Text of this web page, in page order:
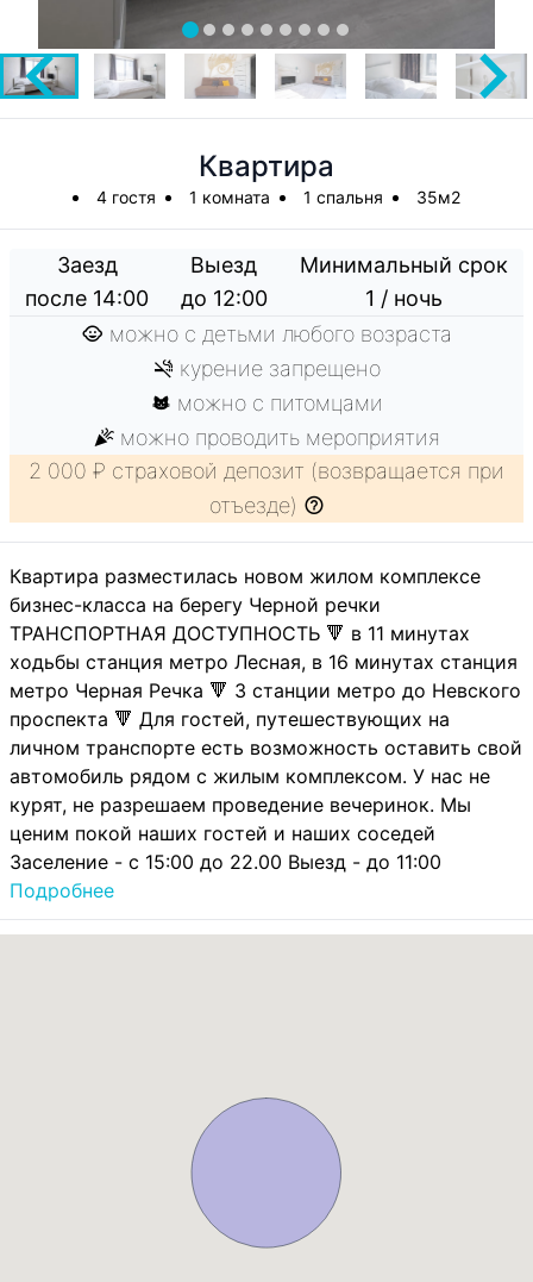
Квартира
4 гостя 1 комната 1 спальня 35м2
Заезд
после 14:00
Выезд
до 12:00
Минимальный срок
1 / ночь
можно с детьми любого возраста
курение запрещено
можно с питомцами
можно проводить мероприятия
2 000 ₽ страховой депозит (возвращается при
отъезде)
Квартира разместилась новом жилом комплексе
бизнес-класса на берегу Черной речки
ТРАНСПОРТНАЯ ДОСТУПНОСТЬ 🔻 в 11 минутах
ходьбы станция метро Лесная, в 16 минутах станция
метро Черная Речка 🔻 3 станции метро до Невского
проспекта 🔻 Для гостей, путешествующих на
личном транспорте есть возможность оставить свой
автомобиль рядом с жилым комплексом. У нас не
курят, не разрешаем проведение вечеринок. Мы
ценим покой наших гостей и наших соседей
Заселение - с 15:00 до 22.00 Выезд - до 11:00
Подробнее